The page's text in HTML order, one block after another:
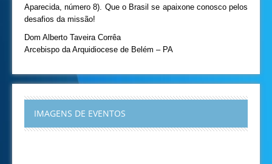
Aparecida, número 8). Que o Brasil se apaixone conosco pelos
desafios da missão!
Dom Alberto Taveira Corrêa
Arcebispo da Arquidiocese de Belém – PA
IMAGENS DE EVENTOS